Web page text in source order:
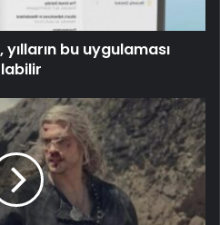
yılların bu uygulaması